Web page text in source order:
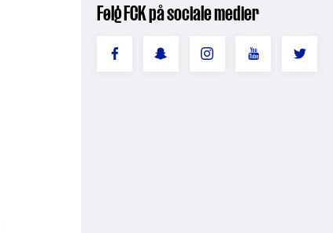
Følg FCK på sociale medier